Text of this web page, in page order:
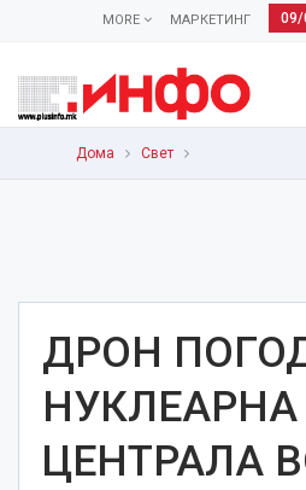
09/
МАРКЕТИНГ
MORE
Дома Свет
ДРОН
НУКЛЕАРНА
ЦЕНТРАЛА